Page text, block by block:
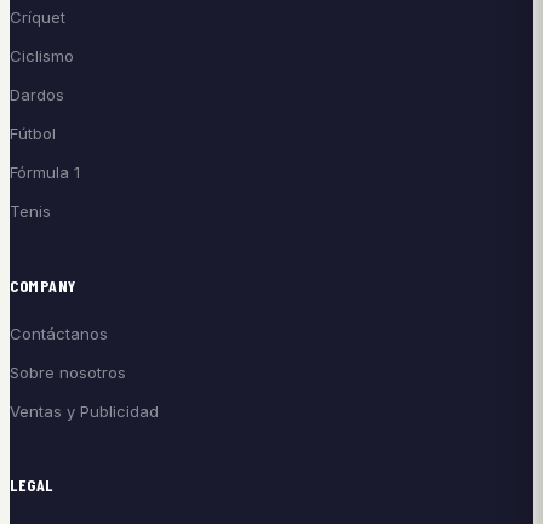
Críquet
Ciclismo
Dardos
Fútbol
Fórmula 1
Tenis
COMPANY
Contáctanos
Sobre nosotros
Ventas y Publicidad
LEGAL